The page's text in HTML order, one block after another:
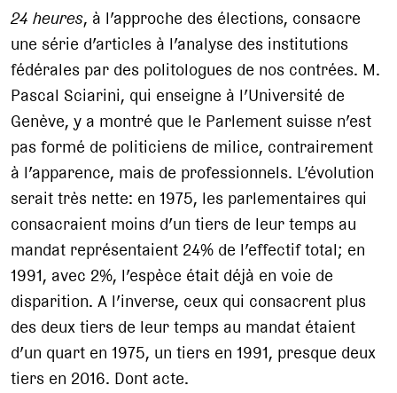
24 heures, à l’approche des élections, consacre
une série d’articles à l’analyse des institutions
fédérales par des politologues de nos contrées. M.
Pascal Sciarini, qui enseigne à l’Université de
Genève, y a montré que le Parlement suisse n’est
pas formé de politiciens de milice, contrairement
à l’apparence, mais de professionnels. L’évolution
serait très nette: en 1975, les parlementaires qui
consacraient moins d’un tiers de leur temps au
mandat représentaient 24% de l’effectif total; en
1991, avec 2%, l’espèce était déjà en voie de
disparition. A l’inverse, ceux qui consacrent plus
des deux tiers de leur temps au mandat étaient
d’un quart en 1975, un tiers en 1991, presque deux
tiers en 2016. Dont acte.